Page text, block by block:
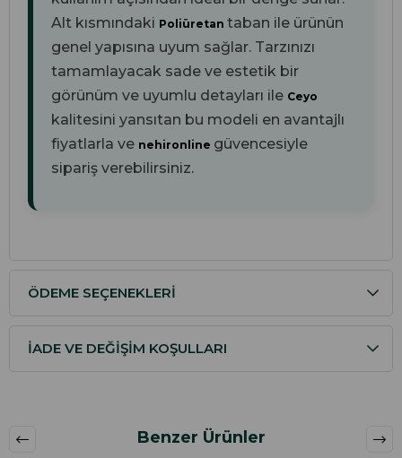
Alt kısmındaki Poliüretan taban ile ürünün
genel yapısına uyum sağlar. Tarzınızı
tamamlayacak sade ve estetik bir
görünüm ve uyumlu detayları ile Ceyo
kalitesini yansıtan bu modeli en avantajlı
fiyatlarla ve nehironline güvencesiyle
sipariş verebilirsiniz.
ÖDEME SEÇENEKLERI
İADE VE DEĞIŞIM KOŞULLARI
Benzer Ürünler